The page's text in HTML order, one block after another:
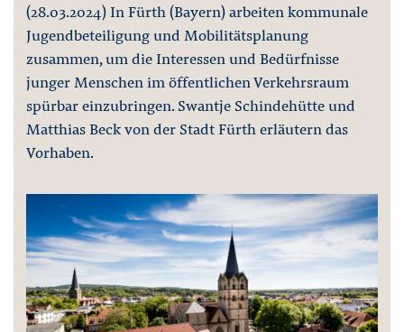
(28.03.2024) In Fürth (Bayern) arbeiten kommunale
Jugendbeteiligung und Mobilitätsplanung
zusammen, um die Interessen und Bedürfnisse
junger Menschen im öffentlichen Verkehrsraum
spürbar einzubringen. Swantje Schindehütte und
Matthias Beck von der Stadt Fürth erläutern das
Vorhaben.